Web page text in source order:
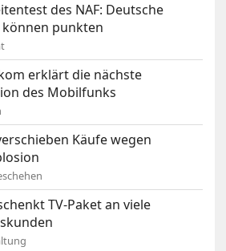
des NAF: Deutsche
punkten
erklärt die nächste
des Mobilfunks
Käufe wegen
TV-Paket an viele